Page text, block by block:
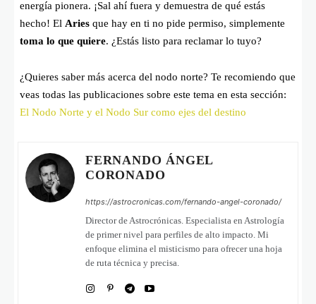
energía pionera. ¡Sal ahí fuera y demuestra de qué estás
hecho! El Aries que hay en ti no pide permiso, simplemente
toma lo que quiere. ¿Estás listo para reclamar lo tuyo?
¿Quieres saber más acerca del nodo norte? Te recomiendo que
veas todas las publicaciones sobre este tema en esta sección:
El Nodo Norte y el Nodo Sur como ejes del destino
FERNANDO ÁNGEL
CORONADO
https://astrocronicas.com/fernando-angel-coronado/
Director de Astrocrónicas. Especialista en Astrología
de primer nivel para perfiles de alto impacto. Mi
enfoque elimina el misticismo para ofrecer una hoja
de ruta técnica y precisa.